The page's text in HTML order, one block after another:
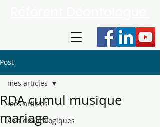
Post
mes articles
Avis déontologiques
mes articles
RDA cumul musique
mariage